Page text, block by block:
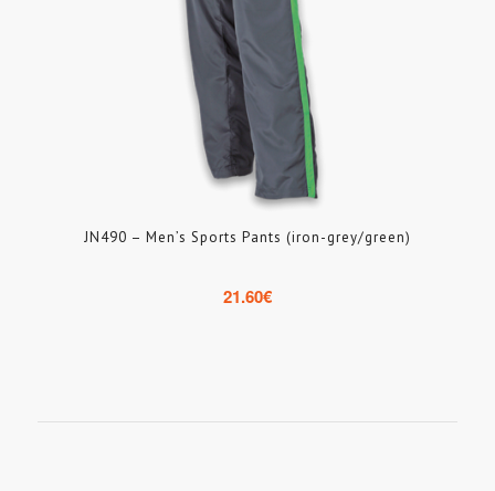
JN490 – Men’s Sports Pants (iron-grey/green)
21.60€